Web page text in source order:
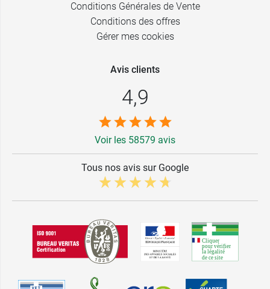
Conditions Générales de Vente
Conditions des offres
Gérer mes cookies
Avis clients
4,9
Voir les 58579 avis
Tous nos avis sur Google